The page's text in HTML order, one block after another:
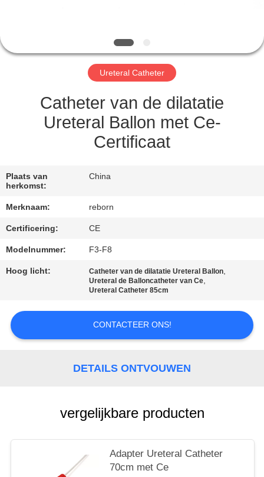
VERZOEK
CITAAT
PRIVACY
POLICY
Ureteral Catheter
Catheter van de dilatatie
Ureteral Ballon met Ce-
Certificaat
Plaats van
herkomst:
China
Merknaam: reborn
Certificering: CE
Modelnummer: F3-F8
Hoog licht: Catheter van de dilatatie Ureteral Ballon,
Ureteral de Balloncatheter van Ce,
Ureteral Catheter 85cm
CONTACTEER ONS!
DETAILS ONTVOUWEN
vergelijkbare producten
Adapter Ureteral Catheter
70cm met Ce